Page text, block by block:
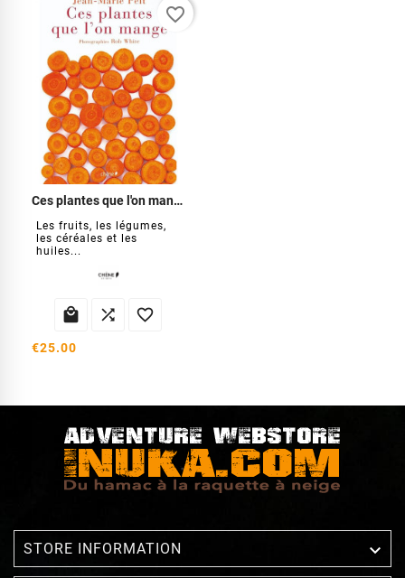
Ces plantes que l'on mange
Les fruits, les légumes,
les céréales et les
huiles...
  
€25.00
favorite_border
STORE INFORMATION 